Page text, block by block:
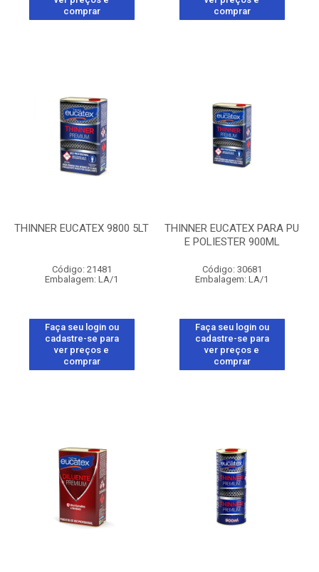
comprar
comprar
THINNER EUCATEX 9800 5LT
Código: 21481
Embalagem: LA/1
Faça seu login ou
cadastre-se para
ver preços e
comprar
THINNER EUCATEX PARA PU
E POLIESTER 900ML
Código: 30681
Embalagem: LA/1
Faça seu login ou
cadastre-se para
ver preços e
comprar